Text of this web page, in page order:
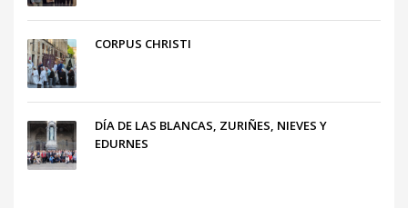
CORPUS CHRISTI
DÍA DE LAS BLANCAS, ZURIÑES, NIEVES Y
EDURNES